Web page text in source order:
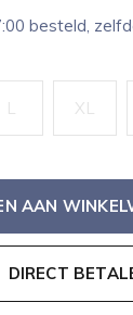
besteld,
L XL
AAN
DIRECT